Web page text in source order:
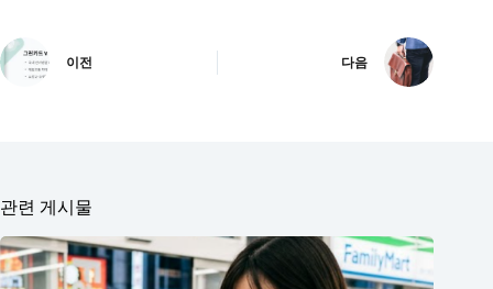
이전 다음
관련 게시물